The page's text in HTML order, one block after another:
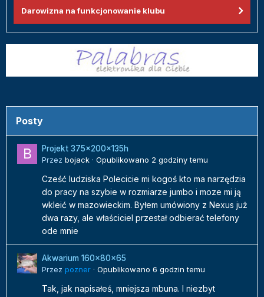
Darowizna na funkcjonowanie klubu
Posty
Projekt 375x200x135h
Przez bojack · Opublikowano 2 godziny temu
Cześć ludziska Polecicie mi kogoś kto ma narzędzia
do pracy na szybie w rozmiarze jumbo i moze mi ją
wkleić w mazowieckim. Byłem umówiony z Nexus już
dwa razy, ale właściciel przestał odbierać telefony
ode mnie
Akwarium 160x80x65
Przez pozner · Opublikowano 6 godzin temu
Tak, jak napisałeś, mniejsza mbuna. I niezbyt